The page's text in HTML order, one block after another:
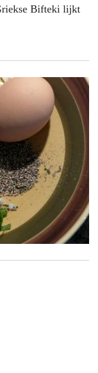
Bifteki lijkt